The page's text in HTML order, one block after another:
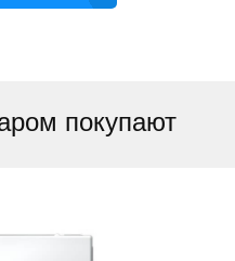
покупают